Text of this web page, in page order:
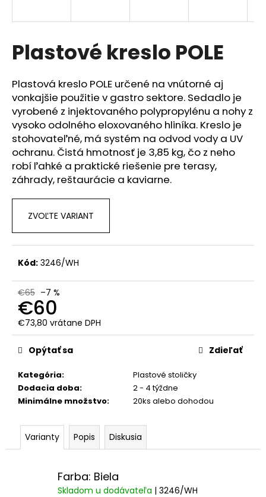
Plastové kreslo POLE
Plastová kreslo POLE určené na vnútorné aj
vonkajšie použitie v gastro sektore. Sedadlo je
vyrobené z injektovaného polypropylénu a nohy z
vysoko odolného eloxovaného hliníka. Kreslo je
stohovateľné, má systém na odvod vody a UV
ochranu. Čistá hmotnosť je 3,85 kg, čo z neho
robí ľahké a praktické riešenie pre terasy,
záhrady, reštaurácie a kaviarne.
ZVOĽTE VARIANT
Kód: 3246/WH
€65 –7 %
€60
€73,80 vrátane DPH
Jednotková
cena:
Kategória:
Plastové stoličky
Dodacia doba:
2 - 4 týždne
Minimálne množstvo: 20ks alebo dohodou
Opýtať sa Zdieľať
Varianty Popis Diskusia
Farba: Biela
Skladom u dodávateľa | 3246/WH
s
ť
?
HĽADAŤ
d
o
r
č
a
m
e